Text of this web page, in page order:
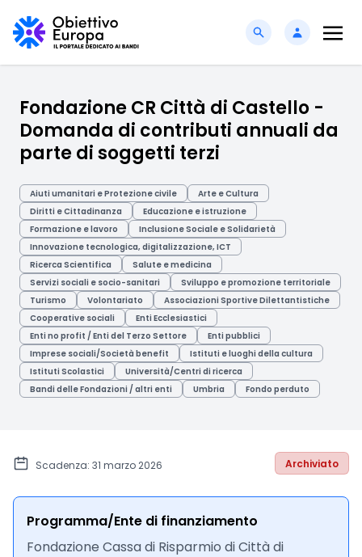
Fondazione CR Città di Castello -
Domanda di contributi annuali da
parte di soggetti terzi
Aiuti umanitari e Protezione civile
Arte e Cultura
Diritti e Cittadinanza
Educazione e istruzione
Formazione e lavoro
Inclusione Sociale e Solidarietà
Innovazione tecnologica, digitalizzazione, ICT
Ricerca Scientifica
Salute e medicina
Servizi sociali e socio-sanitari
Sviluppo e promozione territoriale
Turismo
Volontariato
Associazioni Sportive Dilettantistiche
Cooperative sociali
Enti Ecclesiastici
Enti no profit / Enti del Terzo Settore
Enti pubblici
Imprese sociali/Società benefit
Istituti e luoghi della cultura
Istituti Scolastici
Università/Centri di ricerca
Bandi delle Fondazioni / altri enti
Umbria Fondo perduto
Scadenza: 31 marzo 2026 Archiviato
Programma/Ente di finanziamento
Fondazione Cassa di Risparmio di Città di